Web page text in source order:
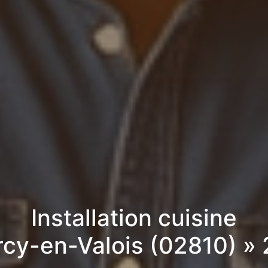
Installation cuisine
en-Valois (02810) »